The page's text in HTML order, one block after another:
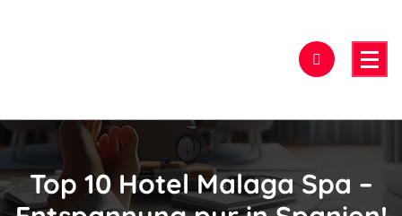
Top 10 Hotel Malaga Spa –